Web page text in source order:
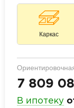
Каркас
7 809
В ипотеку